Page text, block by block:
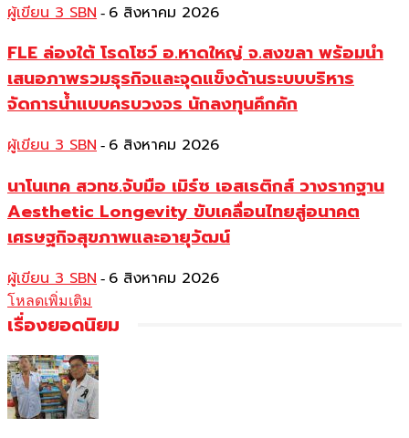
ผู้เขียน 3 SBN - 6 สิงหาคม 2026
FLE ล่องใต้ โรดโชว์ อ.หาดใหญ่ จ.สงขลา พร้อมนำ
เสนอภาพรวมธุรกิจและจุดแข็งด้านระบบบริหาร
จัดการน้ำแบบครบวงจร นักลงทุนคึกคัก
ผู้เขียน 3 SBN - 6 สิงหาคม 2026
นาโนเทค สวทช.จับมือ เมิร์ซ เอสเธติกส์ วางรากฐาน
Aesthetic Longevity ขับเคลื่อนไทยสู่อนาคต
เศรษฐกิจสุขภาพและอายุวัฒน์
ผู้เขียน 3 SBN - 6 สิงหาคม 2026
โหลดเพิ่มเติม
เรื่องยอดนิยม